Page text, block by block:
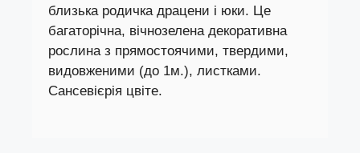
близька родичка драцени і юки. Це
багаторічна, вічнозелена декоративна
рослина з прямостоячими, твердими,
видовженими (до 1м.), листками.
Сансевієрія цвіте.